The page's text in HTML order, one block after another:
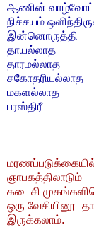
ஆணின்
நிச்சயம்
இன்னொருத்தி
தாயல்லாத
தாரமல்லாத
சகோதரியல்லாத
மகளல்லாத
பரஸ்திரீ
ஞாபகத்திலாடும்
கடைசி
ஒரு
இருக்கலாம்.